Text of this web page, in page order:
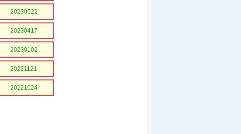
20230522
20230417
20230102
20221121
20221024